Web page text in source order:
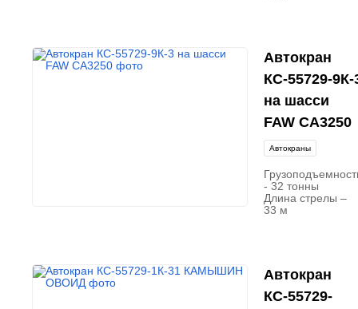
Автокран
КС-55729-9К-
на шасси
FAW CA3250
Автокраны
- 32 тонны
Длина стрелы –
33 м
Автокран
КС-55729-